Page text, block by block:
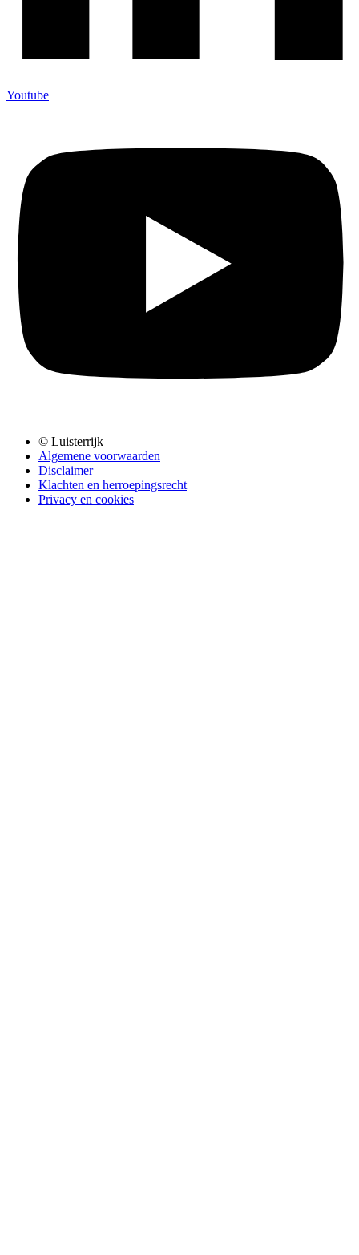
Youtube
© Luisterrijk
Algemene voorwaarden
Disclaimer
Klachten en herroepingsrecht
Privacy en cookies